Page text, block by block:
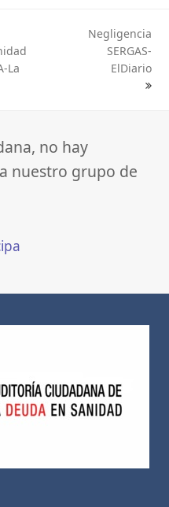
La
Negligencia
SERGAS-
ElDiario
no hay
nuestro grupo de